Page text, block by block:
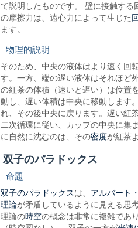
て説明したものです。 壁に接触する
の摩擦力は、遠心力によって生じた
ます。
物理的説明
そのため、中央の液体はより速く回
す。一方、端の遅い液体はそれほど
の紅茶の体積（速いと遅い）は位置
動し、遅い体積は中央に移動します
れ、その後中央に戻ります。遅い紅
二次循環に従い、カップの中央に集
に自然に沈むのは、その密度が紅茶
双子のパラドックス
命題
双子のパラドックスは、 アルバート
理論が矛盾しているように見える思
理論の時空の概念は非常に複雑であ